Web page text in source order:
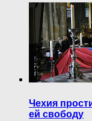
Чехия
ей свободу